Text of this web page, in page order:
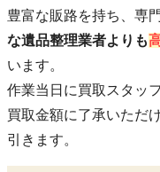
豊富な販路を持ち、専
な遺品整理業者よりも
います。
作業当日に買取スタッ
買取金額に了承いただ
引きます。